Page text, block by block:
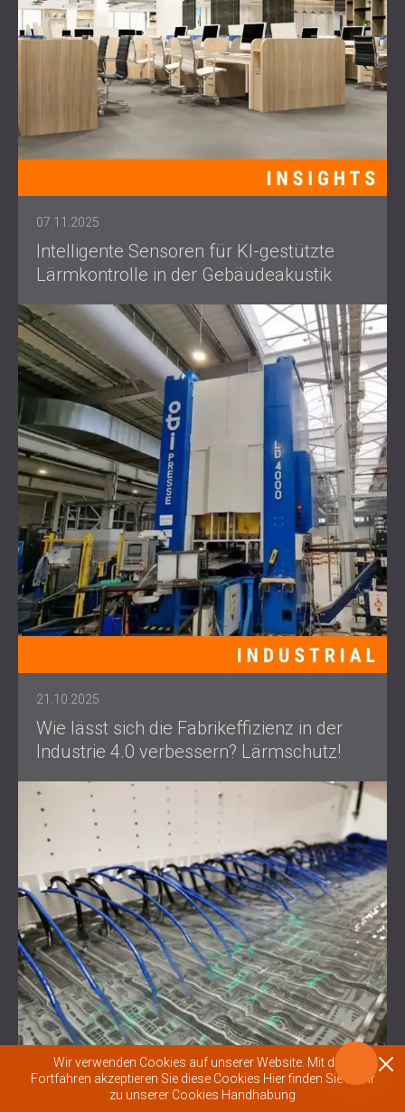
07.11.2025
Intelligente Sensoren für KI-gestützte
Lärmkontrolle in der Gebäudeakustik
21.10.2025
Wie lässt sich die Fabrikeffizienz in der
Industrie 4.0 verbessern? Lärmschutz!
Wir verwenden Cookies auf unserer Website. Mit dem
Fortfahren akzeptieren Sie diese Cookies Hier finden Sie mehr
zu unserer Cookies Handhabung